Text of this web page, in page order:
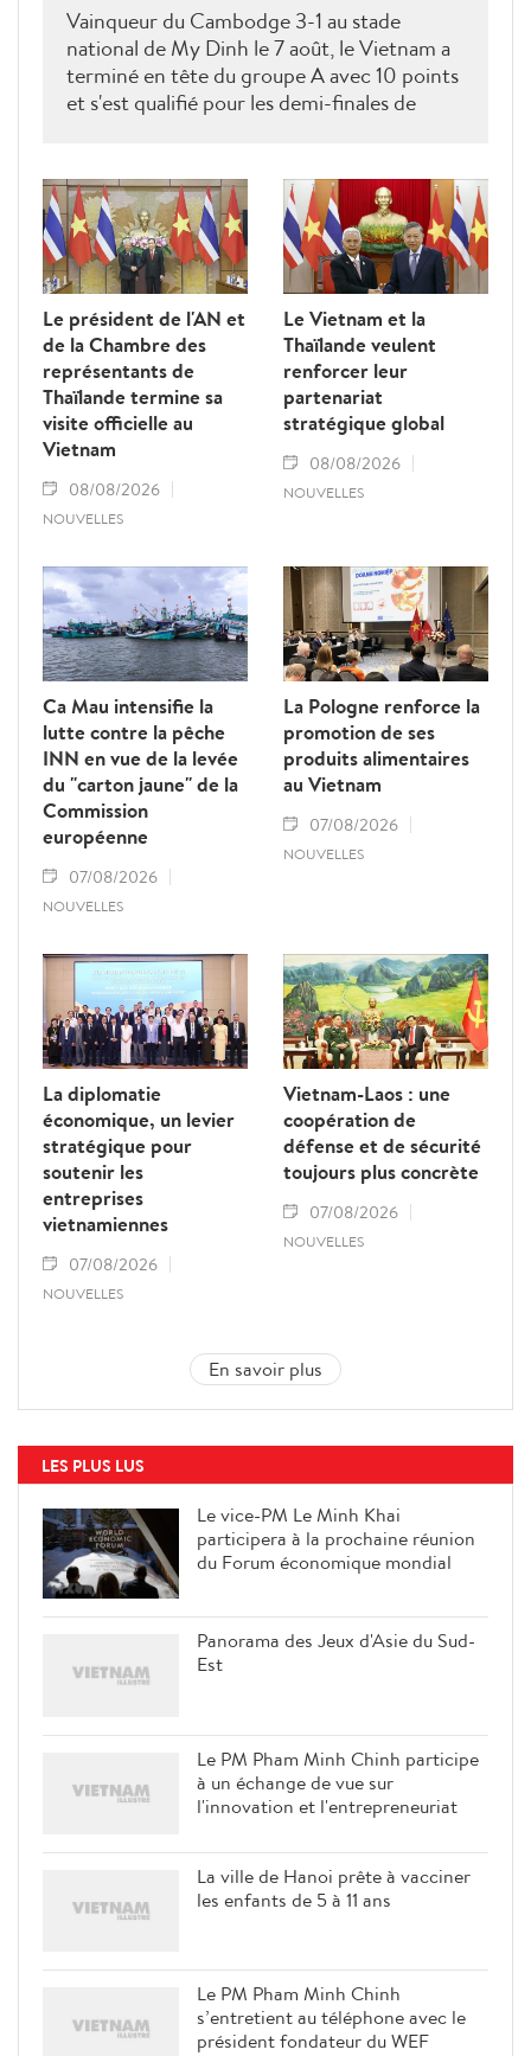
Vainqueur du Cambodge 3-1 au stade
national de My Dinh le 7 août, le Vietnam a
terminé en tête du groupe A avec 10 points
et s'est qualifié pour les demi-finales de
groupe B.
Le président de l'AN et
de la Chambre des
représentants de
Thaïlande termine sa
visite officielle au
Vietnam
08/08/2026
NOUVELLES
Le Vietnam et la
Thaïlande veulent
renforcer leur
partenariat
stratégique global
08/08/2026
NOUVELLES
Ca Mau intensifie la
lutte contre la pêche
INN en vue de la levée
du "carton jaune" de la
Commission
européenne
07/08/2026
NOUVELLES
La Pologne renforce la
promotion de ses
produits alimentaires
au Vietnam
07/08/2026
NOUVELLES
La diplomatie
économique, un levier
stratégique pour
soutenir les
entreprises
vietnamiennes
07/08/2026
NOUVELLES
Vietnam-Laos : une
coopération de
défense et de sécurité
toujours plus concrète
07/08/2026
NOUVELLES
En savoir plus
LES PLUS LUS
Le vice-PM Le Minh Khai
participera à la prochaine réunion
du Forum économique mondial
Panorama des Jeux d'Asie du Sud-
Est
Le PM Pham Minh Chinh participe
à un échange de vue sur
l'innovation et l'entrepreneuriat
La ville de Hanoi prête à vacciner
les enfants de 5 à 11 ans
Le PM Pham Minh Chinh
s’entretient au téléphone avec le
président fondateur du WEF